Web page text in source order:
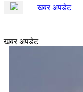
खबर अपडेट
खबर अपडेट